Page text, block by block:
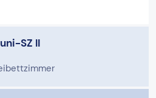
uni-SZ II